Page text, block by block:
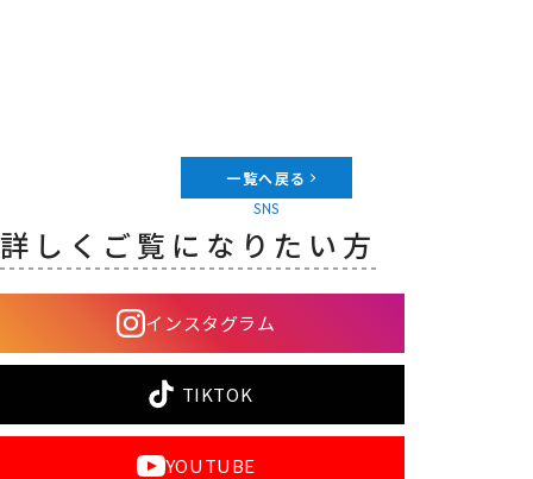
一覧へ戻る
SNS
詳しくご覧になりたい方
インスタグラム
TIKTOK
YOUTUBE